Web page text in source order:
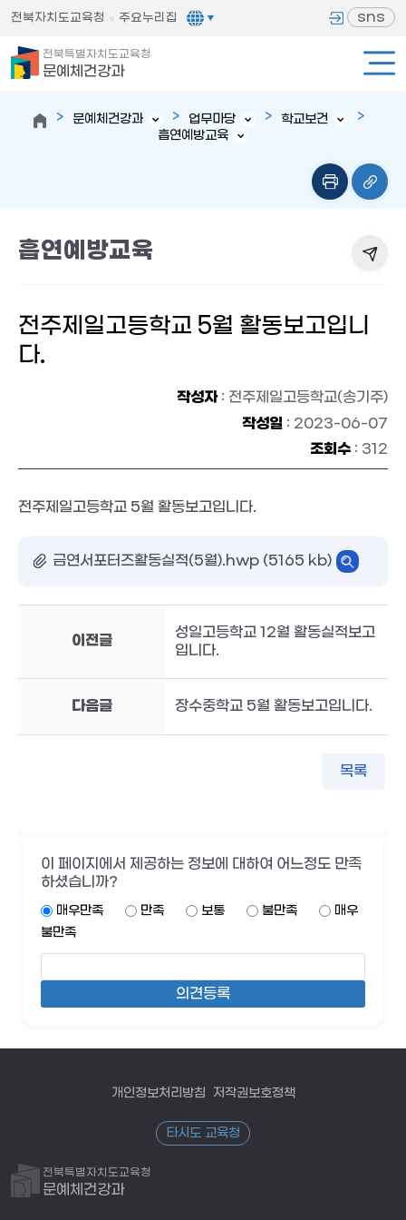
전북자치도교육청 주요누리집 sns
전북특별자치도교육청
문예체건강과
문예체건강과 업무마당
학교보건
흡연예방교육
흡연예방교육
전주제일고등학교 5월 활동보고입니
다.
작성자: 전주제일고등학교(송기주)
작성일 : 2023-06-07
조회수 : 312
전주제일고등학교 5월 활동보고입니다.
금연서포터즈활동실적(5월).hwp (5165 kb)
이전글
성일고등학교 12월 활동실적보고
입니다.
다음글 장수중학교 5월 활동보고입니다.
목록
이 페이지에서 제공하는 정보에 대하여 어느정도 만족
하셨습니까?
매우만족 만족 보통 불만족
매우
불만족
개인정보처리방침 저작권보호정책
타시도 교육청
전북특별자치도교육청
문예체건강과